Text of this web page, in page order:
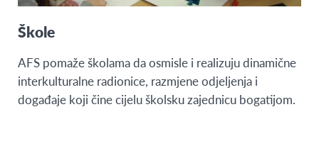
Škole
AFS pomaže školama da osmisle i realizuju dinamične
interkulturalne radionice, razmjene odjeljenja i
događaje koji čine cijelu školsku zajednicu bogatijom.